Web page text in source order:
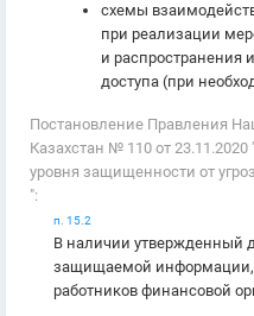
схемы
при реализации
и распространения
доступа (при
Постановление Правления
Казахстан № 110 от
уровня защищенности от
":
п. 15.2
В наличии утвержденный
защищаемой информации,
работников финансовой